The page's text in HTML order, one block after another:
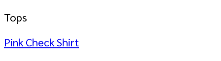
Tops
Pink Check Shirt